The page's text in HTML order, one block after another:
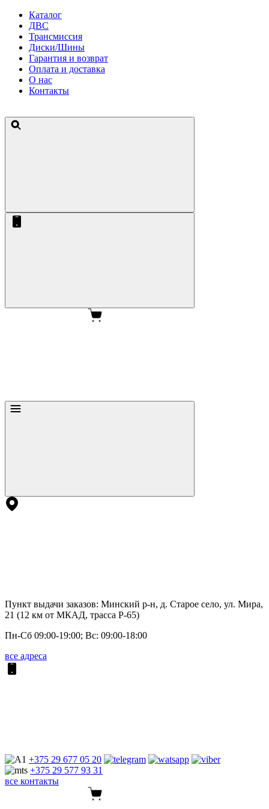
Каталог
ДВС
Трансмиссия
Диски/Шины
Гарантия и возврат
Оплата и доставка
О нас
Контакты
Пункт выдачи заказов: Минский р-н, д. Старое село, ул. Мира,
21 (12 км от МКАД, трасса P-65)
Пн-Сб 09:00-19:00; Вс: 09:00-18:00
все адреса
+375 29 677 05 20
+375 29 577 93 31
все контакты